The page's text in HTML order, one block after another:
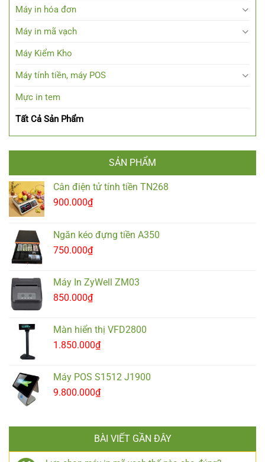
Máy in hóa đơn
Máy in mã vạch
Máy Kiểm Kho
Máy tính tiền, máy POS
Mực in tem
Tất Cả Sản Phẩm
SẢN PHẨM
Cân điện tử tính tiền TN268
900.000₫
Ngăn kéo đựng tiền A350
750.000₫
Máy In ZyWell ZM03
850.000₫
Màn hiển thị VFD2800
1.850.000₫
Máy POS S1512 J1900
9.800.000₫
BÀI VIẾT GẦN ĐÂY